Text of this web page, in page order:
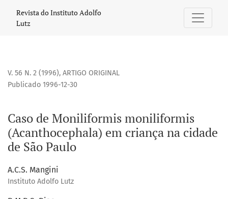
Caso de Moniliformis moniliformis (Acanthocephala) em
Revista do Instituto Adolfo
Lutz
V. 56 N. 2 (1996), ARTIGO ORIGINAL
Caso de Moniliformis moniliformis
(Acanthocephala) em criança na cidade
de São Paulo
Publicado 1996-12-30
A.C.S. Mangini
Instituto Adolfo Lutz